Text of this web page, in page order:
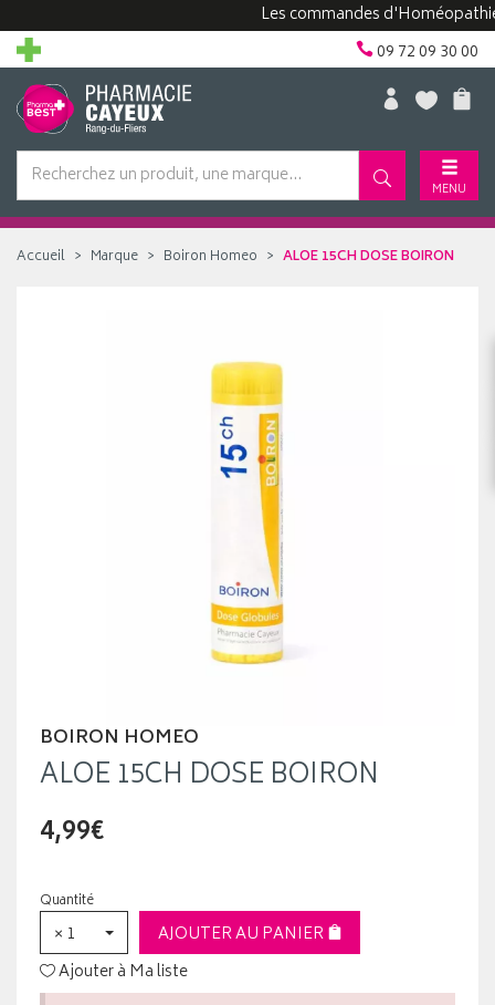
Les commandes d'Homéopathie
09 72 09 30 00
MENU
Accueil Marque Boiron Homeo ALOE 15CH DOSE BOIRON
BOIRON HOMEO
ALOE 15CH DOSE BOIRON
4,99€
Quantité
× 1
AJOUTER AU PANIER
Ajouter à Ma liste